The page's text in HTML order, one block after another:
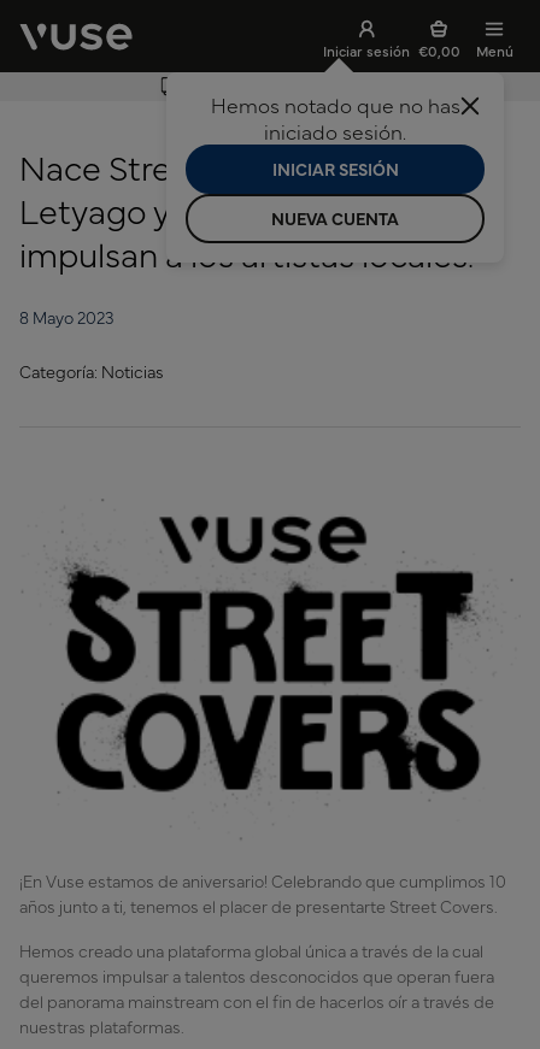
Iniciar sesión
Hemos notado que no has
iniciado sesión.
NUEVA CUENTA
INICIAR SESIÓN
€0,00 Menú
Envío gratuito en pedidos superiores a 19,99 €
Nace Street Covers: Anfisa
Letyago y Brian Cannon
impulsan a los artistas locales.
8 Mayo 2023
Categoría: Noticias
¡En Vuse estamos de aniversario! Celebrando que cumplimos 10
años junto a ti, tenemos el placer de presentarte Street Covers
Hemos creado una plataforma global única a través de la cual
queremos impulsar a talentos desconocidos que operan fuera
del panorama mainstream con el fin de hacerlos oír a través de
nuestras plataformas.